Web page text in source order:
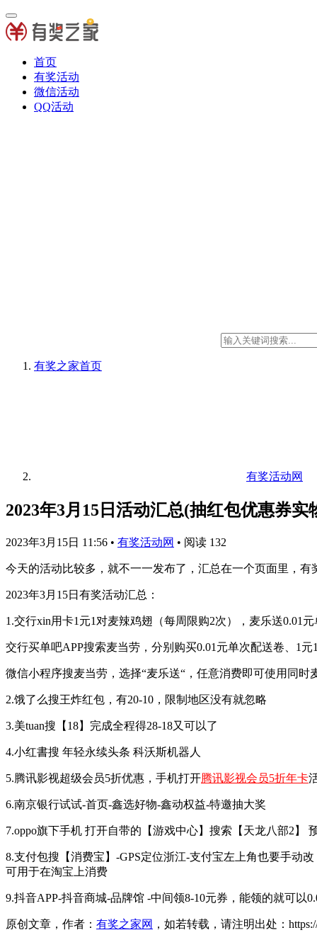
首页
有奖活动
微信活动
QQ活动
有奖之家首页
有奖活动网
2023年3月15日活动汇总(抽红包优惠券实
2023年3月15日 11:56 • 有奖活动网 • 阅读 132
今天的活动比较多，就不一一发布了，汇总在一个页面里，有
2023年3月15日有奖活动汇总：
1.交行xin用卡1元1对麦辣鸡翅（每周限购2次），麦乐送0.01
交行买单吧APP搜索麦当劳，分别购买0.01元单次配送卷、1元
微信小程序搜麦当劳，选择“麦乐送“，任意消费即可使用同时
2.饿了么搜王炸红包，有20-10，限制地区没有就忽略 ​​​
3.美tuan搜【18】完成全程得28-18又可以了 ​​​
4.小红書搜 年轻永续头条 科沃斯机器人 ​​​
5.腾讯影视超级会员5折优惠，手机打开腾讯影视会员5折年卡
6.南京银行试试-首页-鑫选好物-鑫动权益-特邀抽大奖 ​​​
7.oppo旗下手机 打开自带的【游戏中心】搜索【天龙八部2】
8.支付包搜【消费宝】-GPS定位浙江-支付宝左上角也要手动
可用于在淘宝上消费
9.抖音APP-抖音商城-品牌馆 -中间领8-10元券，能领的就可以
原创文章，作者： 有奖之家网 ，如若转载，请注明出处：